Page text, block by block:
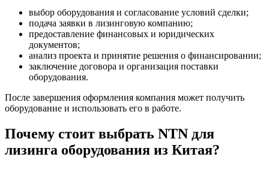
выбор оборудования и согласование условий сделки;
подача заявки в лизинговую компанию;
предоставление финансовых и юридических
документов;
анализ проекта и принятие решения о финансировании;
заключение договора и организация поставки
оборудования.
После завершения оформления компания может получить
оборудование и использовать его в работе.
Почему стоит выбрать NTN для
лизинга оборудования из Китая?